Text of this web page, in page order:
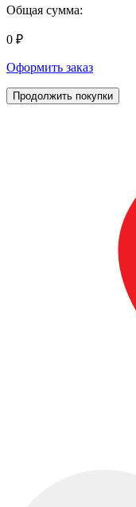
Общая сумма:
0 ₽
Оформить заказ
Продолжить покупки